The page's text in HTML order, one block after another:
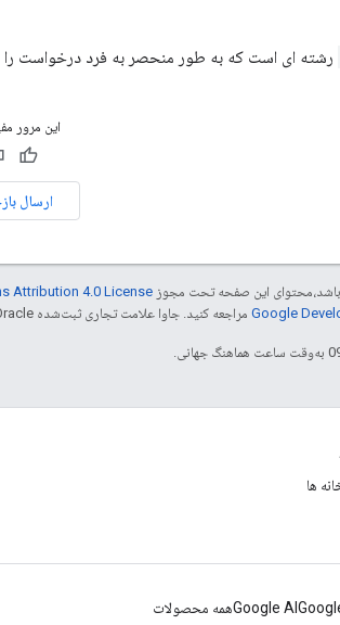
رشته ای است که به طور منحصر به فرد درخواست
این مرور
ارسال
باشد،‌محتوای این صفحه تحت مجوز Attribution 4.0 License
مراجعه کنید. جاوا علامت تجاری ثبت‌شده Oracle و/یا شرکت‌های وابسته به آن است.
ها
Google AIهمه محصولات